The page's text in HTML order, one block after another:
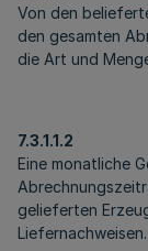
Von den
den gesamten
die Art und
7.3.1.1.2
Eine monatliche
gelieferten
Liefernachweisen.